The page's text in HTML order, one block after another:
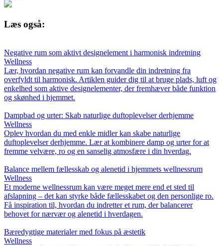
Læs også:
Negative rum som aktivt designelement i harmonisk indretning
Wellness
Lær, hvordan negative rum kan forvandle din indretning fra
overfyldt til harmonisk. Artiklen guider dig til at bruge plads, luft og
enkelhed som aktive designelementer, der fremhæver både funktion
og skønhed i hjemmet.
Dampbad og urter: Skab naturlige duftoplevelser derhjemme
Wellness
Oplev hvordan du med enkle midler kan skabe naturlige
duftoplevelser derhjemme. Lær at kombinere damp og urter for at
fremme velvære, ro og en sanselig atmosfære i din hverdag.
Balance mellem fællesskab og alenetid i hjemmets wellnessrum
Wellness
Et moderne wellnessrum kan være meget mere end et sted til
afslapning – det kan styrke både fællesskabet og den personlige ro.
Få inspiration til, hvordan du indretter et rum, der balancerer
behovet for nærvær og alenetid i hverdagen.
Bæredygtige materialer med fokus på æstetik
Wellness